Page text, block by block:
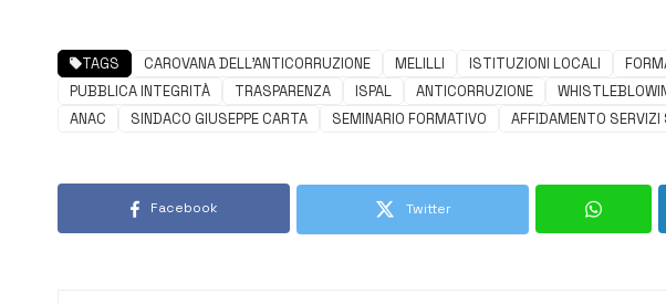
TAGS CAROVANA DELL'ANTICORRUZIONE MELILLI ISTITUZIONI LOCALI
PUBBLICA INTEGRITÀ
TRASPARENZA ISPAL ANTICORRUZIONE
ANAC
SINDACO GIUSEPPE CARTA SEMINARIO FORMATIVO AFFIDAMENTO SERVIZI
Facebook Twitter